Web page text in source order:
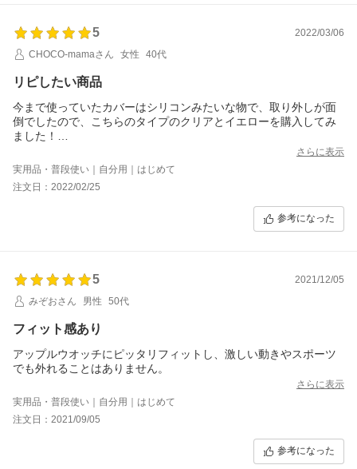
5
2022/03/06
CHOCO-mamaさん
女性 40代
リピしたい商品
今まで使っていたカバーはシリコンみたいな物で、取り外しが面
倒でしたので、こちらのタイプのクリアとイエローを購入してみ
ました！
取外しも前の物よりやりやすかったです！
画面部分に黒枠があるせいか？ くっきりした画面に見えます！
イエローは色も可愛い感じです！
さらに表示
実用品・普段使い｜自分用｜はじめて
注文日：2022/02/25
参考になった
5
2021/12/05
みぞおさん
男性 50代
フィット感あり
アップルウオッチにピッタリフィットし、激しい動きやスポーツ
でも外れることはありません。
さらに表示
実用品・普段使い｜自分用｜はじめて
注文日：2021/09/05
参考になった